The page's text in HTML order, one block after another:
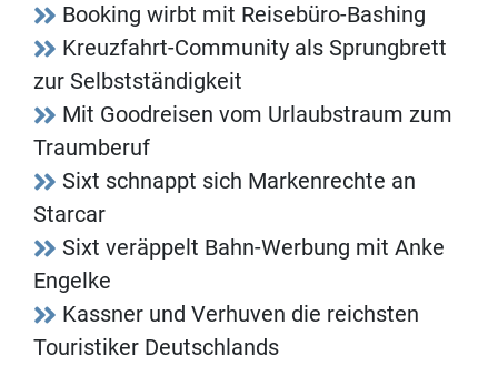
Booking wirbt mit Reisebüro-Bashing
Kreuzfahrt-Community als Sprungbrett
zur Selbstständigkeit
Mit Goodreisen vom Urlaubstraum zum
Traumberuf
Sixt schnappt sich Markenrechte an
Starcar
Sixt veräppelt Bahn-Werbung mit Anke
Engelke
Kassner und Verhuven die reichsten
Touristiker Deutschlands